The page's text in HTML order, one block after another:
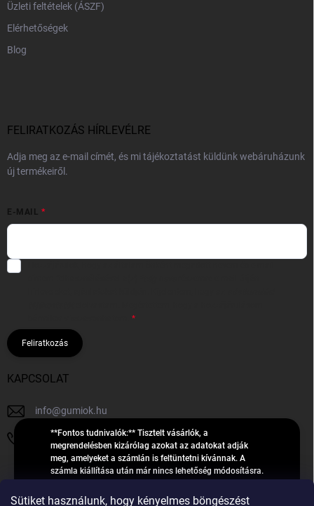
Sütiket használunk, hogy kényelmes böngészést
**Fontos tudnivalók:** Tisztelt vásárlók, a
megrendelésben kizárólag azokat az adatokat adják
meg, amelyeket a számlán is feltüntetni kívánnak. A
számla kiállítása után már nincs lehetőség módosításra.
feldolgozása” státusz alatt van lehetőség! Csak új,
Üzleti feltételek (ÁSZF)
Elérhetőségek
Blog
FELIRATKOZÁS HÍRLEVÉLRE
Adja meg az e-mail címét, és mi tájékoztatást küldünk webáruházunk
új termékeiről.
E-MAIL
Feliratkozás
KAPCSOLAT
info@gumiok.hu
+36705429902